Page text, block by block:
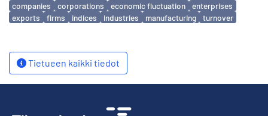
companies
corporations economic fluctuation
enterprises
exports
firms indices industries manufacturing turnover
Tietueen kaikki tiedot